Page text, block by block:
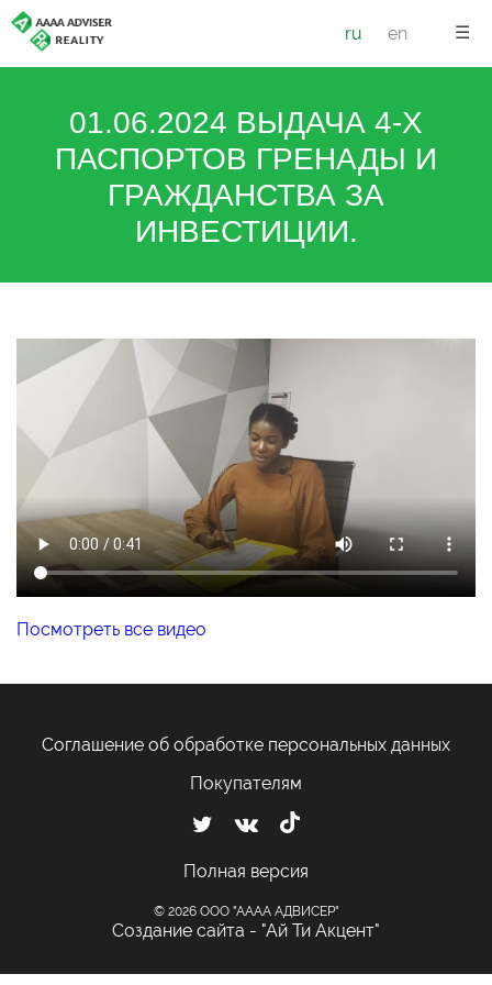
☰
ru en
01.06.2024 ВЫДАЧА 4-Х
ПАСПОРТОВ ГРЕНАДЫ И
ГРАЖДАНСТВА ЗА
ИНВЕСТИЦИИ.
Посмотреть все видео
Соглашение об обработке персональных данных
Покупателям
Полная версия
© 2026 ООО "АААА АДВИСЕР"
Создание сайта - "Ай Ти Акцент"